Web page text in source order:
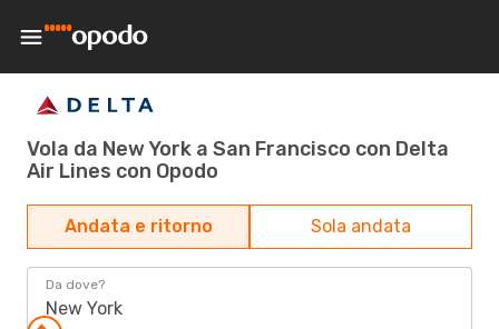
Vola da New York a San Francisco con Delta
Air Lines con Opodo
Andata e ritorno Sola andata
Da dove?
New York